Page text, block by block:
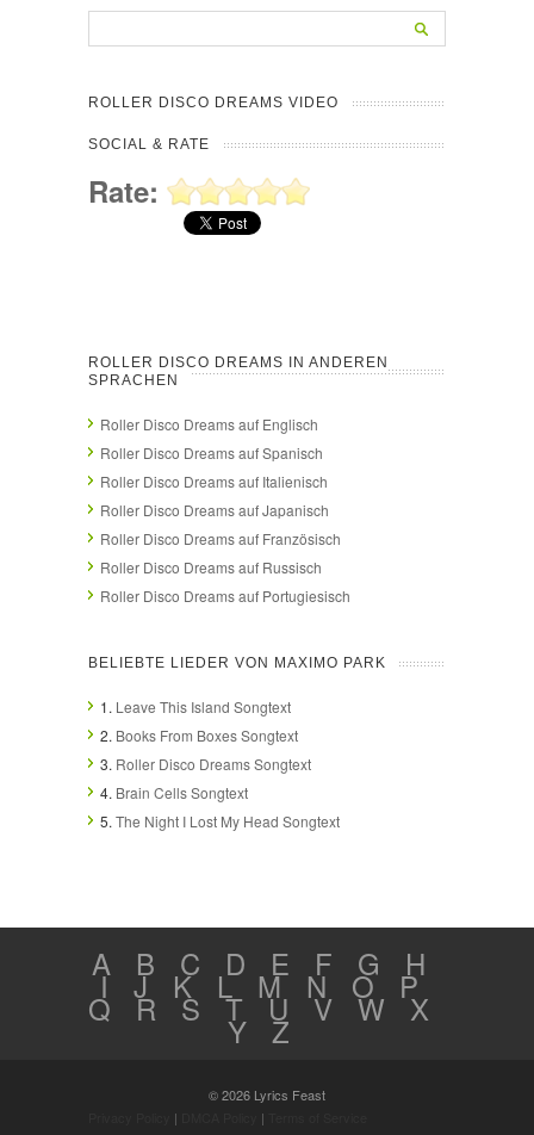
ROLLER DISCO DREAMS VIDEO
SOCIAL & RATE
Rate:
ROLLER DISCO DREAMS IN ANDEREN
SPRACHEN
Roller Disco Dreams auf Englisch
Roller Disco Dreams auf Spanisch
Roller Disco Dreams auf Italienisch
Roller Disco Dreams auf Japanisch
Roller Disco Dreams auf Französisch
Roller Disco Dreams auf Russisch
Roller Disco Dreams auf Portugiesisch
BELIEBTE LIEDER VON MAXIMO PARK
1. Leave This Island Songtext
2. Books From Boxes Songtext
3. Roller Disco Dreams Songtext
4. Brain Cells Songtext
5. The Night I Lost My Head Songtext
A B C D E F G H
I J K L M N O P
Q R S T U V W X
Y Z
© 2026 Lyrics Feast
| |